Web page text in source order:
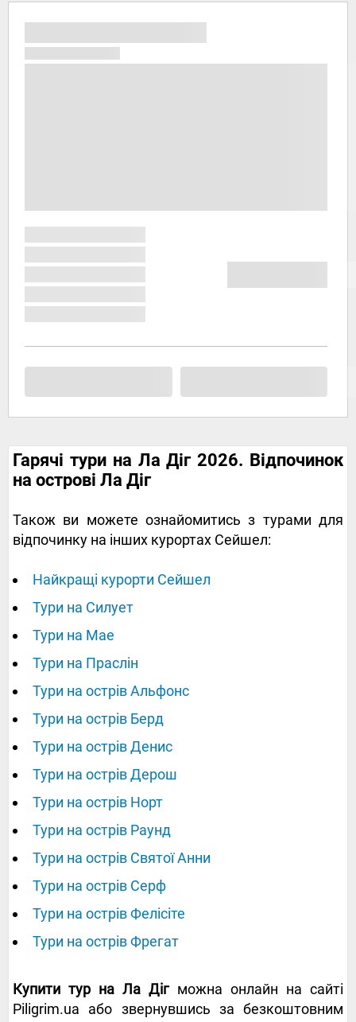
Гарячі тури на Ла Діг 2026. Відпочинок
на острові Ла Діг
Також ви можете ознайомитись з турами для
відпочинку на інших курортах Сейшел:
Найкращі курорти Сейшел
Тури на Силует
Тури на Мае
Тури на Праслін
Тури на острів Альфонс
Тури на острів Берд
Тури на острів Денис
Тури на острів Дерош
Тури на острів Норт
Тури на острів Раунд
Тури на острів Святої Анни
Тури на острів Серф
Тури на острів Фелісіте
Тури на острів Фрегат
Купити тур на Ла Дігможна онлайн на сайті
Piligrim.ua або звернувшись за безкоштовним